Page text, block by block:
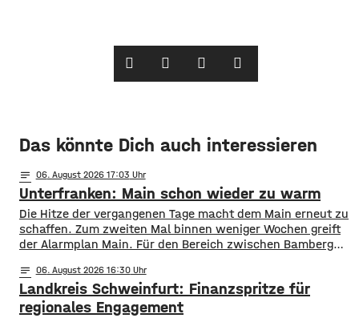
Das könnte Dich auch interessieren
notes 06. August 2026 17:03
Unterfranken: Main schon wieder zu warm
Die Hitze der vergangenen Tage macht dem Main erneut zu
schaffen. Zum zweiten Mal binnen weniger Wochen greift
der Alarmplan Main. Für den Bereich zwischen Bamberg
mainabwärts die zweite von drei Warnstufen. Zwar gibt es
aktuell mit dem Sauerstoffgehalt im Wasser noch keine
Probleme, allerdings ist die Wassertemperatur
notes 06. August 2026 16:30
Landkreis Schweinfurt: Finanzspritze für
regionales Engagement